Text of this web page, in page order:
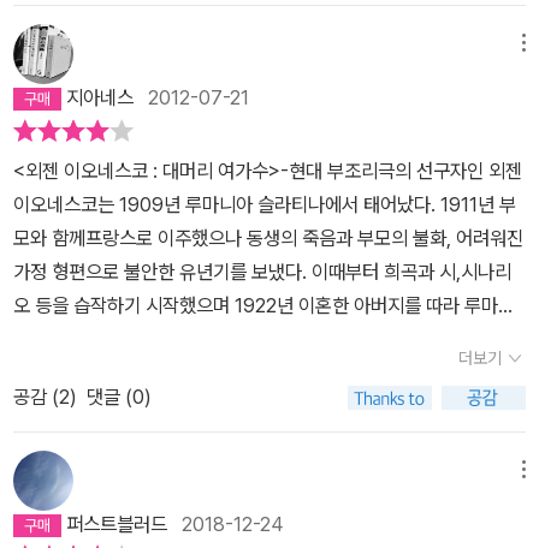
점 더 어려운 개념과 점점더 헛갈리는 예만을 든다.나중엔 본인도 언
어의 붕괴과정에 도달한다.학생은 아무것도 이해하지 못한다. 선생의
언어는 학생의 이해도에 반비례하여 폭력적으로 변해간다. 결국 그는
살인이라는 방법으로 자신의 언어를 강제한다. 우리가 토론에서 또는
일상에서 나타나는 언어의 폭력성과 권위주의는 <수업>이란 작품속
에서 파멸을 길로 형상화된다. 지식의 정도가 다른 사람간에 또는 직
장내 위계가 다른 사람간에 대화에는 늘 힘의 관계가 형성된다. 상대
방 측이 아무리 민주적이며 열린 대화를 입으로 내뱉더라도 궁긍적으
로 대화의 위계는 만들어진다. 그리고 대게 대화가 길어질 수 록 대화
구나 이 위계 관계의 폭력성에 대해 신경쓰지 않는다. 오히려 대화가
끝나면 열린 토론이었다는 식의 권력상위자의 입을 통한 흡족한 분
위기로 마무리된다. 이오네스코는 <수업>을 통해 언어와 일상성이
가진 폭력성와 커뮤니케이션의 단절에 대해 말한다.그리고 이것이 결
코 끝나는 것이 아님을 지속적인 피해자 내지는 순환구조를 통해 말
한다.끝없는 언어의 무의미한 반복은 <대머리 여가수>의 결론에서
이지 그것에 대해 특정한 반응을 유도하지도 않고, 어떤 대책을 암시
하거나 충고하지도 않는다. 따라서 집단적 믿음을 떨쳐버리고 현실을
직시하며, 거기서 문제점을 찾아내어 해결하고자 노력하는 과정은 철
저히 관객의 몫이다. 외젠 이오네스코의 <대머리 여가수>는 인간
언어의 부조리함을 이야기한다. 인간은 자신들의 언어를 지극히 합리
적이라 믿으며 문화의 축적과 의사소통의 도구로 삼지만, 실제로 그
것은 대단히 비논리적이고 불합리해서 인간의 언어생활은 원초적으
로 소통이 불가능한 오해의 연속일 뿐이며, 거기서 비롯한 언어의 횡
포가 인간들을 핍박하고 있다고 본다. 마틴 부인 풀어진 구두끈을 다
시 매고 있더군요. 마틴, 스미스, 스미스 부인 세상에! 스미스 딴 사람
도 많아요. 오늘만 해도 지하철에서 봤는데 어떤 사람이 조용히 앉아
한 일이 되는 것을 통해 우리가 살고 있는 이 세상을 똑바로 보게 해준
다. 그뿐 아니라 비논리적인 소통의 부재가 가지고 오는 언어를 통해
사람들과의 관계와 대화가 단절된 오늘날 우리 사회를 보게 한다. 모
지아네스 2012-07-21
<외젠 이오네스코 : 대머리 여가수>-현대 부조리극의 선구자인 외젠
이오네스코는 1909년 루마니아 슬라티나에서 태어났다. 1911년 부
모와 함께프랑스로 이주했으나 동생의 죽음과 부모의 불화, 어려워진
가정 형편으로 불안한 유년기를 보냈다. 이때부터 희곡과 시,시나리
오 등을 습작하기 시작했으며 1922년 이혼한 아버지를 따라 루마니
박사 학위 논문을 쓰기 위해 프랑스로 건너간 후 전쟁의 불안 속에서
출판사 교정원으로 생계를 유지하며 틈틈이 첫 번째 희곡<대머리 여
가수>를 완성,무대에 올렸다. 뒤이어 <수업>,<의자>,가 초연되었고
같은 해 희곡집을 출간했다. 1954년 <의자>의 재공연을 계기로 주
목받는 극작가로 떠올랐으며 <의무와 희생자>,<자크 혹은 복종>,<
그림>등의 희곡을 꾸준히 발표했다.- 루마니아 작가의 작품은 정말
더보기
공감 (2) 댓글 (0)
퍼스트블러드 2018-12-24